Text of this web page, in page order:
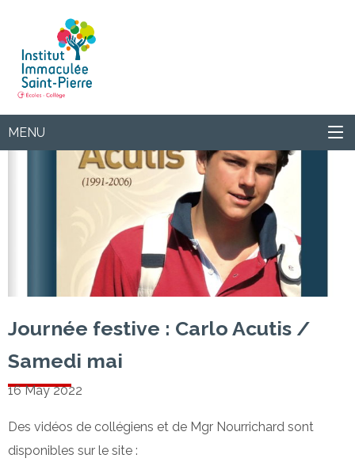
Institut
MENU
Journée festive : Carlo Acutis /
Samedi mai
16 May 2022
Des vidéos de collégiens et de Mgr Nourrichard sont
disponibles sur le site :